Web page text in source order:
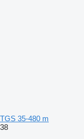
TGS 35-480 m
38